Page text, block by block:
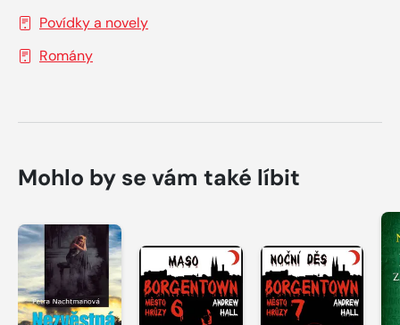
Povídky a novely
Romány
Mohlo by se vám také líbit